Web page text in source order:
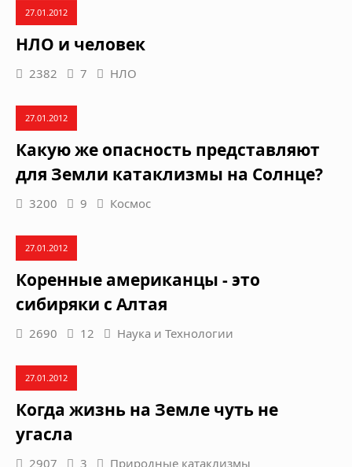
27.01.2012
НЛО и человек
2382 7 НЛО
27.01.2012
Какую же опасность представляют
для Земли катаклизмы на Солнце?
3200 9 Космос
27.01.2012
Коренные американцы - это
сибиряки с Алтая
2690 12 Наука и Технологии
27.01.2012
Когда жизнь на Земле чуть не
угасла
2907 3 Природные катаклизмы